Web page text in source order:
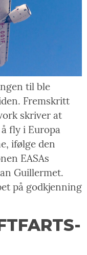
til ble
Fremskritt
skriver at
fly i Europa
ifølge den
EASAs
Guillermet.
på godkjenning